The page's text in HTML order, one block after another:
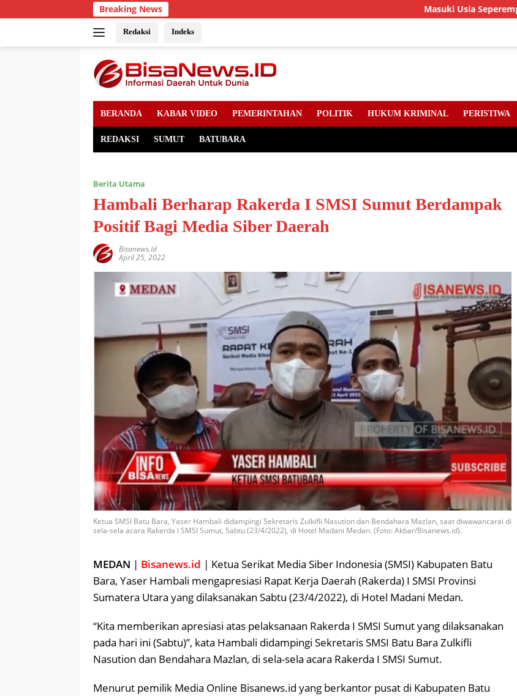
to
Breaking News Masuki Usia Seperempat Abad,
Redaksi Indeks
BERANDA KABAR VIDEO PEMERINTAHAN POLITIK HUKUM KRIMINAL PERISTIWA
REDAKSI SUMUT BATUBARA
Berita Utama
Hambali Berharap Rakerda I SMSI Sumut Berdampak
Positif Bagi Media Siber Daerah
Bisanews.id
April 25, 2022
Ketua SMSI Batu Bara, Yaser Hambali didampingi Sekretaris Zulkifli Nasution dan Bendahara Mazlan, saat diwawancarai di
sela-sela acara Rakerda I SMSI Sumut, Sabtu (23/4/2022), di Hotel Madani Medan. (Foto: Akbar/Bisanews.id).
MEDAN | Bisanews.id | Ketua Serikat Media Siber Indonesia (SMSI) Kabupaten Batu
Bara, Yaser Hambali mengapresiasi Rapat Kerja Daerah (Rakerda) I SMSI Provinsi
Sumatera Utara yang dilaksanakan Sabtu (23/4/2022), di Hotel Madani Medan.
“Kita memberikan apresiasi atas pelaksanaan Rakerda I SMSI Sumut yang dilaksanakan
pada hari ini (Sabtu)”, kata Hambali didampingi Sekretaris SMSI Batu Bara Zulkifli
Nasution dan Bendahara Mazlan, di sela-sela acara Rakerda I SMSI Sumut.
Menurut pemilik Media Online Bisanews.id yang berkantor pusat di Kabupaten Batu